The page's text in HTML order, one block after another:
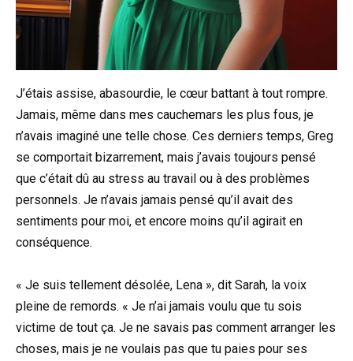
J’étais assise, abasourdie, le cœur battant à tout rompre.
Jamais, même dans mes cauchemars les plus fous, je
n’avais imaginé une telle chose. Ces derniers temps, Greg
se comportait bizarrement, mais j’avais toujours pensé
que c’était dû au stress au travail ou à des problèmes
personnels. Je n’avais jamais pensé qu’il avait des
sentiments pour moi, et encore moins qu’il agirait en
conséquence.
« Je suis tellement désolée, Lena », dit Sarah, la voix
pleine de remords. « Je n’ai jamais voulu que tu sois
victime de tout ça. Je ne savais pas comment arranger les
choses, mais je ne voulais pas que tu paies pour ses